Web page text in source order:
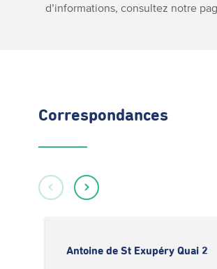
d’informations, consultez notre
Correspondances
Antoine de St Exupéry Quai 2